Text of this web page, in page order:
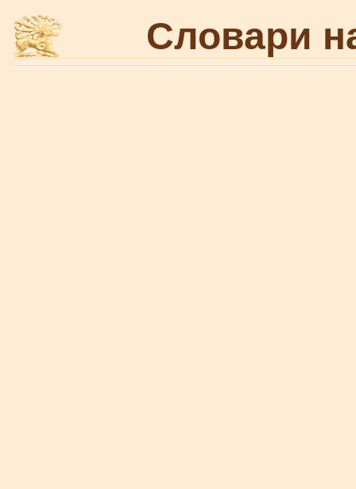
Словари